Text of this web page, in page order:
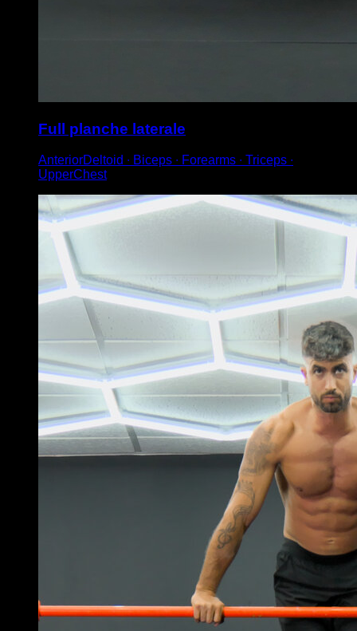
Full planche laterale
AnteriorDeltoid ∙ Biceps ∙ Forearms ∙ Triceps ∙
UpperChest